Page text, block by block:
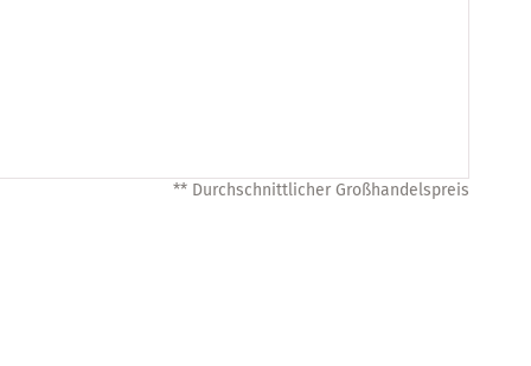
** Durchschnittlicher Großhandelspreis